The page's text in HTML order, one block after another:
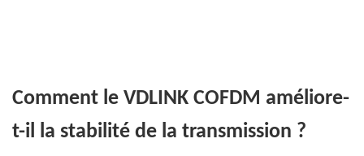
Comment le VDLINK COFDM améliore-
t-il la stabilité de la transmission ?